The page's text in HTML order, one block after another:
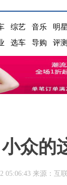
综艺 音乐 明星
选车 导购 评测
众的
05:06:43 来源：互